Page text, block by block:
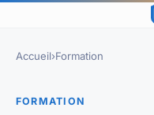
Accueil›Formation
FORMATION